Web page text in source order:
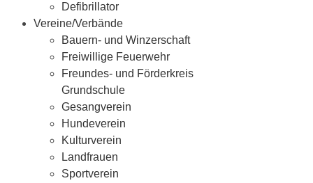
Defibrillator
Vereine/Verbände
Bauern- und Winzerschaft
Freiwillige Feuerwehr
Freundes- und Förderkreis
Grundschule
Gesangverein
Hundeverein
Kulturverein
Landfrauen
Sportverein